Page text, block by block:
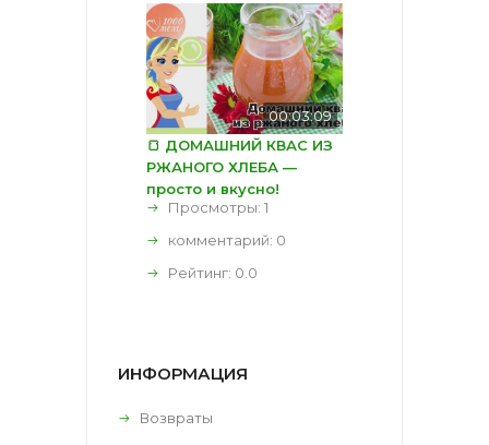
00:03:09
🍞 ДОМАШНИЙ КВАС ИЗ
РЖАНОГО ХЛЕБА —
просто и вкусно!
Просмотры: 1
комментарий: 0
Рейтинг: 0.0
ИНФОРМАЦИЯ
Возвраты